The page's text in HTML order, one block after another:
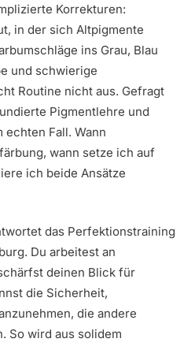
Korrekturen:
in der sich Altpigmente
ins Grau, Blau
und schwierige
Routine nicht aus. Gefragt
Pigmentlehre und
echten Fall. Wann
wann setze ich auf
ich beide Ansätze
das Perfektionstraining
Du arbeitest an
deinen Blick für
die Sicherheit,
die andere
So wird aus solidem